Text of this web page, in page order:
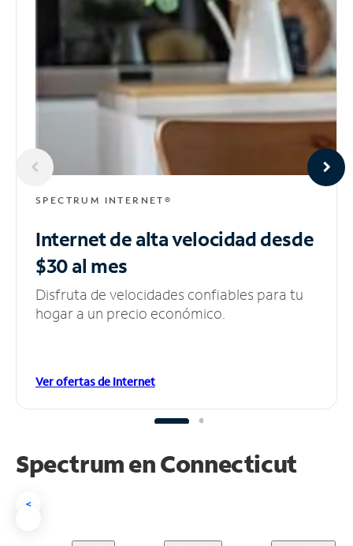
SPECTRUM INTERNET®
Internet de alta velocidaddesde
$30 al mes
Disfruta de velocidades confiables para tu
hogar a un precio económico.
Ver ofertas de Internet
Spectrum enConnecticut
<